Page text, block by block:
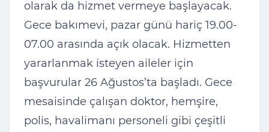
olarak da hizmet vermeye başlayacak.
Gece bakımevi, pazar günü hariç 19.00-
07.00 arasında açık olacak. Hizmetten
yararlanmak isteyen aileler için
başvurular 26 Ağustos’ta başladı. Gece
mesaisinde çalışan doktor, hemşire,
polis, havalimanı personeli gibi çeşitli